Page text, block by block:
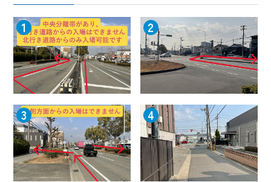
1 2
3 4